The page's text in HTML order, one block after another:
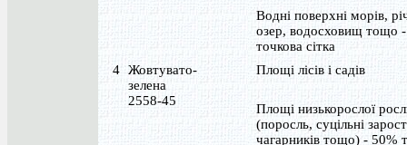
Водні поверхні морів,
озер, водосховищ тощо
точкова сітка
4 Жовтувато-
зелена
2558-45
Площі лісів і садів
Площі низькорослої
(поросль, суцільні
чагарників тощо) - 50%